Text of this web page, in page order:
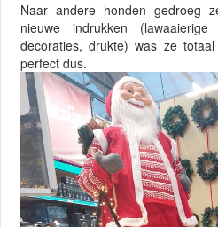
Naar andere honden gedroeg
nieuwe indrukken
decoraties, drukte) was ze
perfect dus.